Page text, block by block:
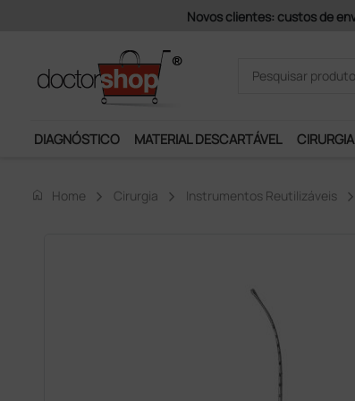
a 200 € + iva (exceto ilhas)
DIAGNÓSTICO MATERIAL DESCARTÁVEL CIRURGIA
home Home Cirurgia Instrumentos Reutilizáveis